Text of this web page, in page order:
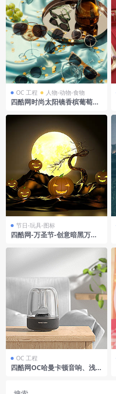
OC 工程 人物-动物-食物
四酷网时尚太阳镜香槟葡萄与
节日-玩具-图标
四酷网-万圣节-创意暗黑万圣
OC 工程
四酷网OC哈曼卡顿音响、浅木